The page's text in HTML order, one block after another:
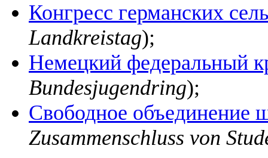
Конгресс германских
Landkreistag);
Немецкий федеральный
Bundesjugendring);
Свободное объединение
Zusammenschluss von